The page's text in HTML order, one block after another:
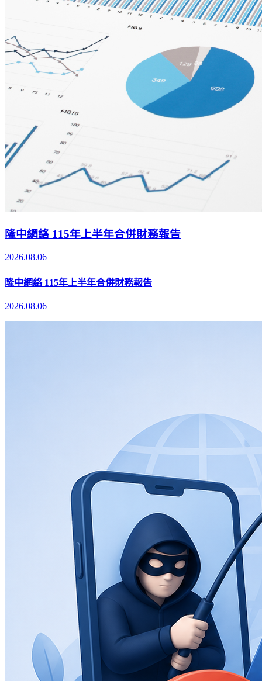
隆中網絡 115年上半年合併財務報告
2026.08.06
隆中網絡 115年上半年合併財務報告
2026.08.06